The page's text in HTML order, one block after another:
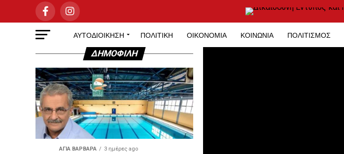
ΑΥΤΟΔΙΟΊΚΗΣΗ ΠΟΛΙΤΙΚΉ ΟΙΚΟΝΟΜΊΑ ΚΟΙΝΩΝΊΑ ΠΟΛΙΤΙΣΜΌΣ
ΔΗΜΟΦΙΛΉ
ΑΓΙΑ ΒΑΡΒΑΡΑ 3 ημέρες ago